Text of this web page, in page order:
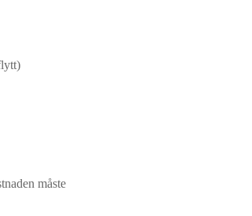
måste